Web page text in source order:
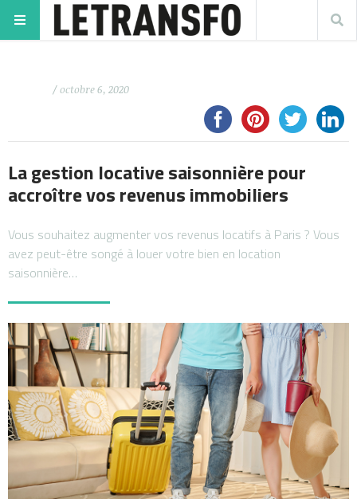
/ octobre 6, 2020
La gestion locative saisonnière pour
accroître vos revenus immobiliers
Vous souhaitez augmenter vos revenus locatifs à Paris ? Vous
avez peut-être songé à louer votre bien en location
saisonnière…